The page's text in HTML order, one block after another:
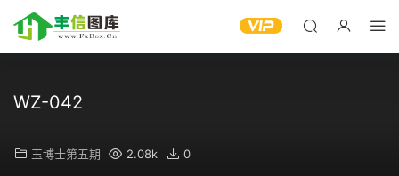
WZ-042
玉博士第五期 2.08k 0